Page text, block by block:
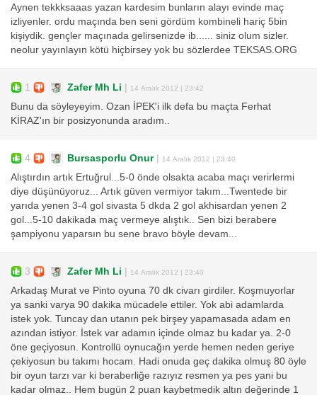
Aynen tekkksaaas yazan kardesim bunların alayı evinde maç
izliyenler. ordu maçında ben seni gördüm kombineli hariç 5bin
kişiydik. gençler maçınada gelirsenizde ib...... siniz olum sizler.
neolur yayınlayın kötü hiçbirsey yok bu sözlerdee TEKSAS.ORG
1 Zafer Mh Li | 14 Aralık 2012 | 23:42
Bunu da söyleyeyim. Ozan İPEK'i ilk defa bu maçta Ferhat
KİRAZ'ın bir posizyonunda aradım..
4 Bursasporlu Onur| 14 Aralık 2012 | 23:40
Alıştırdın artık Ertuğrul...5-0 önde olsakta acaba maçı verirlermi
diye düşünüyoruz... Artık güven vermiyor takım...Twentede bir
yarıda yenen 3-4 gol sivasta 5 dkda 2 gol akhisardan yenen 2
gol...5-10 dakikada maç vermeye alıştık.. Sen bizi berabere
şampiyonu yaparsın bu sene bravo böyle devam...
3 Zafer Mh Li | 14 Aralık 2012 | 23:40
Arkadaş Murat ve Pinto oyuna 70 dk civarı girdiler. Koşmuyorlar
ya sanki varya 90 dakika mücadele ettiler. Yok abi adamlarda
istek yok. Tuncay dan utanın pek birşey yapamasada adam en
azından istiyor. İstek var adamın içinde olmaz bu kadar ya. 2-0
öne geçiyosun. Kontrollü oynucağın yerde hemen neden geriye
çekiyosun bu takımı hocam. Hadi onuda geç dakika olmuş 80 öyle
bir oyun tarzı var ki beraberliğe razıyız resmen ya pes yani bu
kadar olmaz.. Hem bugün 2 puan kaybetmedik altın değerinde 1